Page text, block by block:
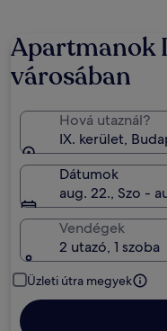
Apartmanok
városában
Hová utaznál?
IX. kerület,
Dátumok
aug. 22., Szo -
Vendégek
2 utazó, 1 szoba
Üzleti útra megyek